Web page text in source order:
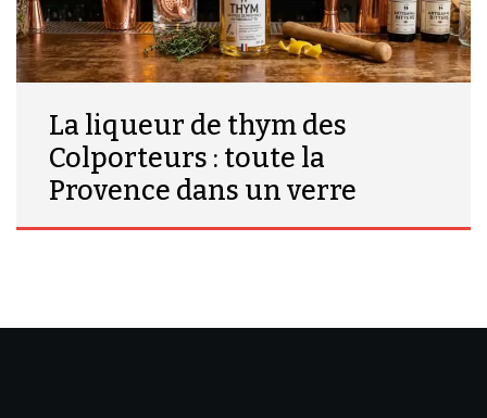
La liqueur de thym des
Colporteurs : toute la
Provence dans un verre